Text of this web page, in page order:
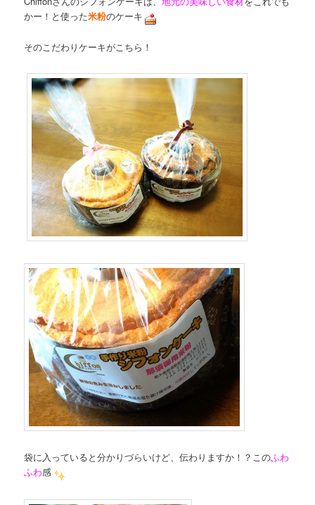
かー！と使った米粉のケーキ
そのこだわりケーキがこちら！
袋に入っていると分かりづらいけど、伝わりますか！？このふわ
ふわ感